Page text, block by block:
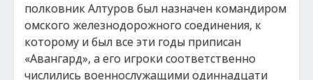
полковник Алтуров был назначен командиром
омского железнодорожного соединения, к
которому и был все эти годы приписан
«Авангард», а его игроки соответственно
числились военнослужащими одиннадцати